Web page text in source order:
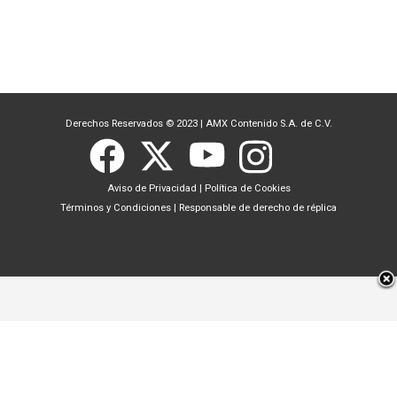
Derechos Reservados © 2023 | AMX Contenido S.A. de C.V.
Aviso de Privacidad | Política de Cookies
Términos y Condiciones | Responsable de derecho de réplica